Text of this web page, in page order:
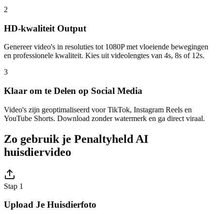
2
HD-kwaliteit Output
Genereer video's in resoluties tot 1080P met vloeiende bewegingen
en professionele kwaliteit. Kies uit videolengtes van 4s, 8s of 12s.
3
Klaar om te Delen op Social Media
Video's zijn geoptimaliseerd voor TikTok, Instagram Reels en
YouTube Shorts. Download zonder watermerk en ga direct viraal.
Zo gebruik je Penaltyheld AI
huisdiervideo
Stap 1
Upload Je Huisdierfoto